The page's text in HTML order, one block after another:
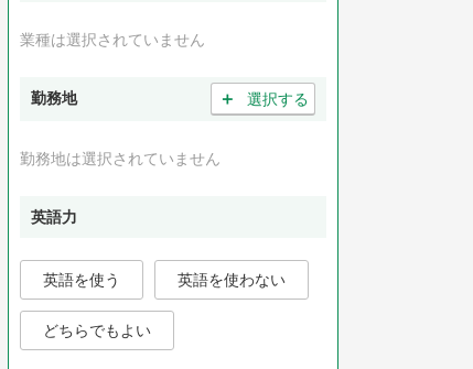
業種は選択されていません
勤務地 ＋ 選択する
勤務地は選択されていません
英語力
英語を使う 英語を使わない
どちらでもよい